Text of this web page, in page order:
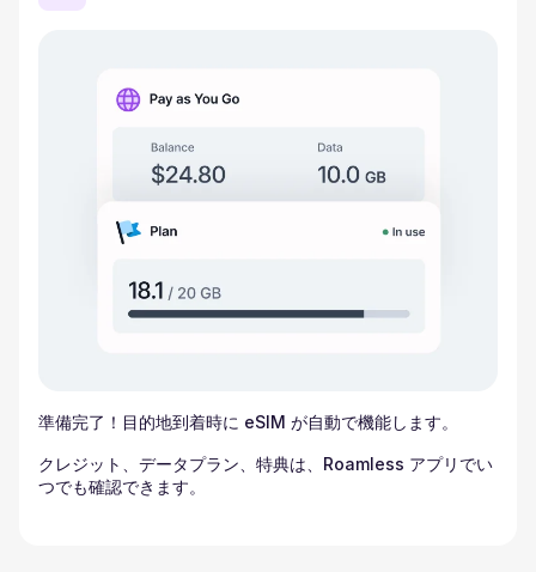
準備完了！目的地到着時に eSIM が自動で機能します。
クレジット、データプラン、特典は、Roamless アプリでい
つでも確認できます。